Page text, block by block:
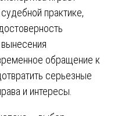
практике,
обращение к
серьезные
и интересы.